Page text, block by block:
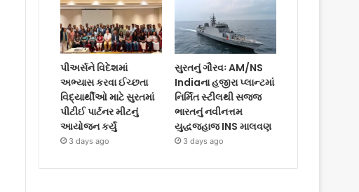
પીઅર્સને વિદેશમાં
અભ્યાસ કરવા ઈચ્છતા
વિદ્યાર્થીઓ માટે સુરતમાં
પીટીઈ પાર્ટનર મીટનું
આયોજન કર્યું
3 days ago
સુરતનું ગૌરવઃ AM/NS
Indiaના હજીરા પ્લાન્ટમાં
નિર્મિત સ્ટીલથી સજ્જ
ભારતનું નવીનત્તમ
યુદ્ધજહાજ INS માલવણ
3 days ago